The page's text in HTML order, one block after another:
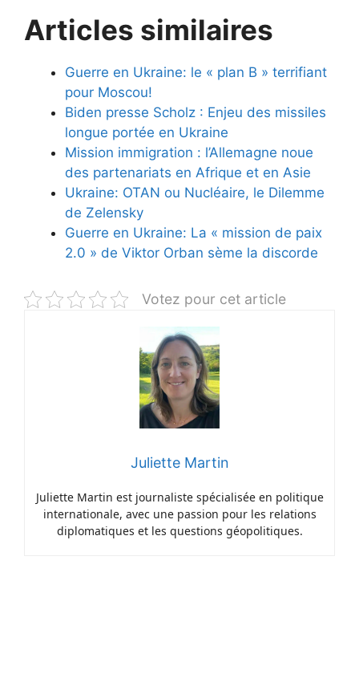
Articles similaires
Guerre en Ukraine: le « plan B » terrifiant
pour Moscou!
Biden presse Scholz : Enjeu des missiles
longue portée en Ukraine
Mission immigration : l’Allemagne noue
des partenariats en Afrique et en Asie
Ukraine: OTAN ou Nucléaire, le Dilemme
de Zelensky
Guerre en Ukraine: La « mission de paix
2.0 » de Viktor Orban sème la discorde
Votez pour cet article
Juliette Martin
Juliette Martin est journaliste spécialisée en politique
internationale, avec une passion pour les relations
diplomatiques et les questions géopolitiques.